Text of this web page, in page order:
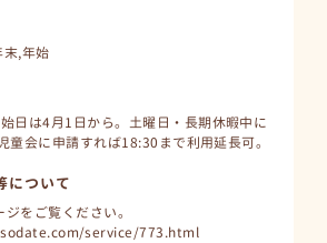
末,年始
日は4月1日から。土曜日・長期休暇中に
童会に申請すれば18:30まで利用延長可。
について
をご覧ください。
service/773.html